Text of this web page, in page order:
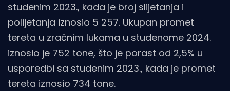
studenim 2023., kada je broj slijetanja i
polijetanja iznosio 5 257. Ukupan promet
tereta u zračnim lukama u studenome 2024.
iznosio je 752 tone, što je porast od 2,5% u
usporedbi sa studenim 2023., kada je promet
tereta iznosio 734 tone.